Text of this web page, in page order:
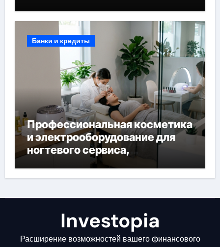
Банки и кредиты
Профессиональная косметика
и электрооборудование для
ногтевого сервиса,
наращивания ресниц и
депиляции
Investopia
Расширение возможностей вашего финансового